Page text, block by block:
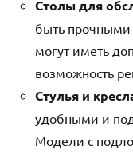
Столы для
быть прочными
могут иметь
возможность
Стулья и
удобными и
Модели с